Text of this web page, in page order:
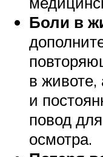
Боли в
в животе,
и
повод
осмотра.